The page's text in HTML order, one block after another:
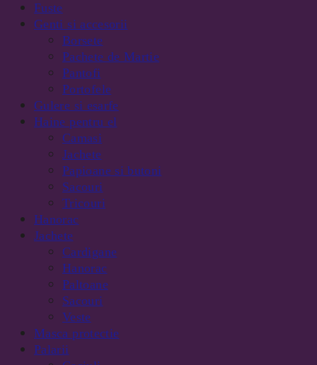
Fuste
Genti si accesorii
Borsete
Pachete de Martie
Pantofi
Portofele
Gulere si esarfe
Haine pentru el
Camasi
Jachete
Papioane si butoni
Sacouri
Tricouri
Hanorac
Jachete
Cardigane
Hanorac
Paltoane
Sacouri
Veste
Masca protectie
Palarii